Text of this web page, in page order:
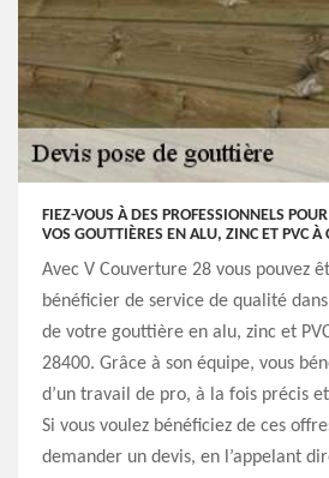
FIEZ-VOUS À DES PROFESSIONNELS
VOS GOUTTIÈRES EN ALU, ZINC ET PVC À
Avec V Couverture 28 vous pouvez
bénéficier de service de qualité
de votre gouttière en alu, zinc et
28400. Grâce à son équipe, vous
d’un travail de pro, à la fois précis
Si vous voulez bénéficiez de ces
demander un devis, en l’appelant